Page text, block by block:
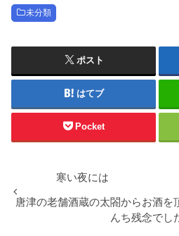
未分類
ポスト
はてブ
Pocket
寒い夜には
唐津の老舗酒蔵の太閤からお酒を
んち残念でし